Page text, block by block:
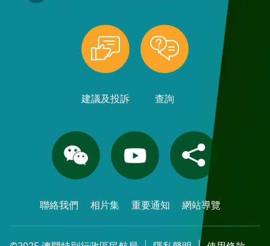
建議及投訴 查詢
聯絡我們 相片集 重要通知 網站導覽